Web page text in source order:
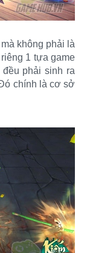
không phải là
1 tựa game
phải sinh ra
chính là cơ sở